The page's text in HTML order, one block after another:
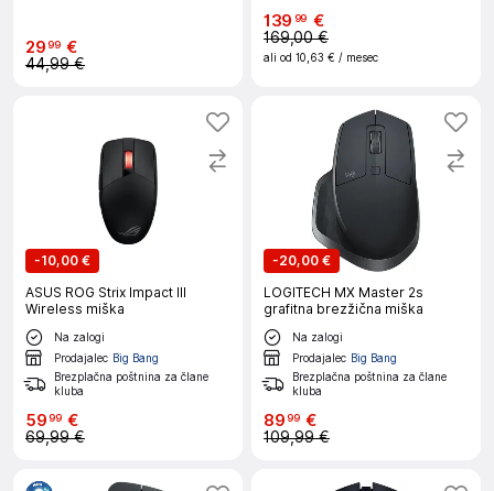
2999 €
44,99 €
139 99 €
169,00 €
ali od 10,63 € / mesec
-10,00 €
ASUS ROG Strix Impact III
Wireless miška
Na zalogi
Prodajalec Big Bang
Brezplačna poštnina za člane
kluba
5999 €
69,99 €
-20,00 €
LOGITECH MX Master 2s
grafitna brezžična miška
Na zalogi
Prodajalec Big Bang
Brezplačna poštnina za člane
kluba
8999 €
109,99 €